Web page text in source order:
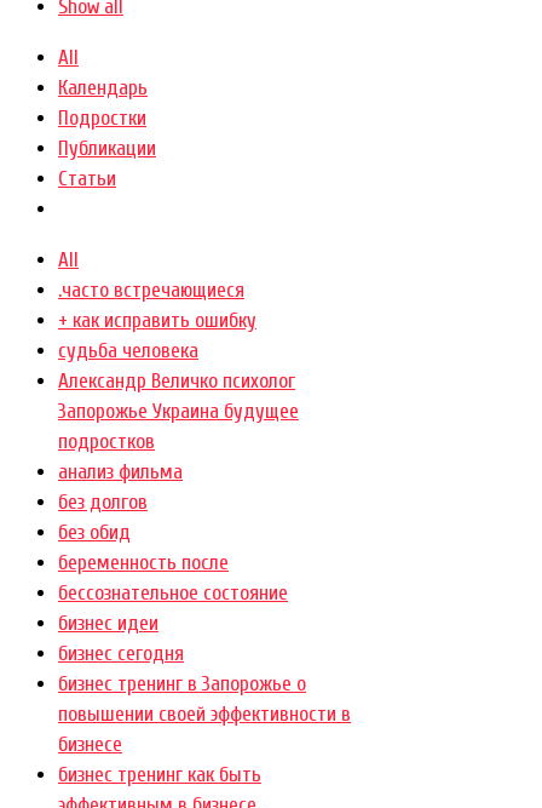
Show all
All
Календарь
Подростки
Публикации
Статьи
All
.часто встречающиеся
+ как исправить ошибку
cудьба человека
Александр Величко психолог
Запорожье Украина будущее
подростков
анализ фильма
без долгов
без обид
беременность после
бессознательное состояние
бизнес идеи
бизнес сегодня
бизнес тренинг в Запорожье о
повышении своей эффективности в
бизнесе
бизнес тренинг как быть